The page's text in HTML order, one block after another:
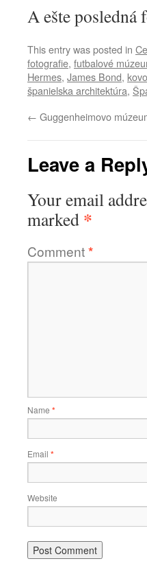
A ešte posledná
This entry was posted in
fotografie, futbalové
Hermes, James Bond,
španielska architektúra,
← Guggenheimovo
Leave a
Your email
marked *
Comment*
Name *
Email *
Website